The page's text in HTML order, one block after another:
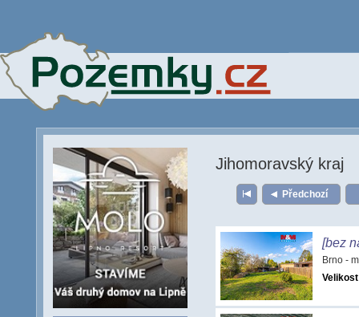
Jihomoravský kraj
Předchozí
[bez
Brno -